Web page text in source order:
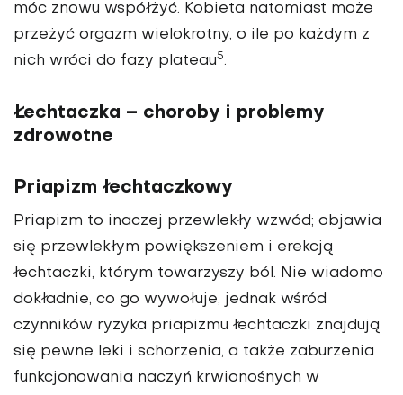
móc znowu współżyć. Kobieta natomiast może
przeżyć orgazm wielokrotny, o ile po każdym z
nich wróci do fazy plateau5.
Łechtaczka – choroby i problemy
zdrowotne
Priapizm łechtaczkowy
Priapizm to inaczej przewlekły wzwód; objawia
się przewlekłym powiększeniem i erekcją
łechtaczki, którym towarzyszy ból. Nie wiadomo
dokładnie, co go wywołuje, jednak wśród
czynników ryzyka priapizmu łechtaczki znajdują
się pewne leki i schorzenia, a także zaburzenia
funkcjonowania naczyń krwionośnych w